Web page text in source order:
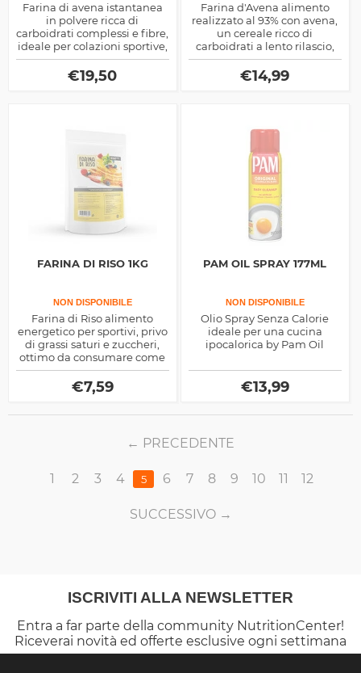
Farina di avena istantanea
in polvere ricca di
carboidrati complessi e fibre,
ideale per colazioni sportive,
frullati e snack energetici.
€19,50
Farina d'Avena alimento
realizzato al 93% con avena,
un cereale ricco di
carboidrati a lento rilascio,
dolcificata con sucralosio e
disponibile in 4 diversi gusti,
ottima per colazione e negli
€14,99
FARINA DI RISO 1KG
NON DISPONIBILE
Farina di Riso alimento
energetico per sportivi, privo
di grassi saturi e zuccheri,
ottimo da consumare come
spuntino sia da solo che
come base per cucinare
pancakes
€7,59
PAM OIL SPRAY 177ML
NON DISPONIBILE
Olio Spray Senza Calorie
ideale per una cucina
ipocalorica by Pam Oil
€13,99
PRECEDENTE
1 2 3 4 5 6 7 8 9 10 11 12
SUCCESSIVO
ISCRIVITI ALLA NEWSLETTER
Entra a far parte della community NutritionCenter!
Riceverai novità ed offerte esclusive ogni settimana